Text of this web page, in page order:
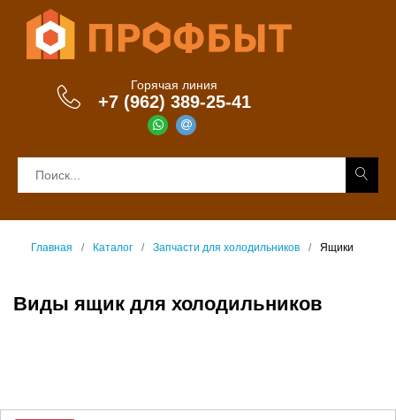
Горячая линия
+7 (962) 389-25-41
Главная Каталог Запчасти для холодильников Ящики
Виды ящик для холодильников